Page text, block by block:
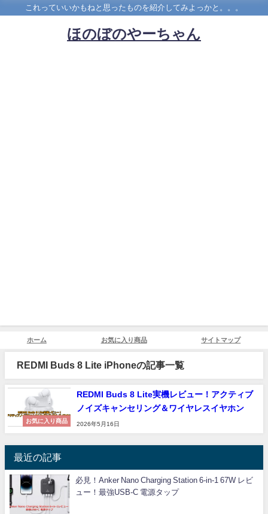
これっていいかもねと思ったものを紹介してみよっかと。。。
ほのぼのやーちゃん
ホーム お気に入り商品 サイトマップ
REDMI Buds 8 Lite iPhoneの記事一覧
お気に入り商品
REDMI Buds 8 Lite実機レビュー！アクティブ
ノイズキャンセリング＆ワイヤレスイヤホン
2026年5月16日
最近の記事
必見！Anker Nano Charging Station 6-in-1 67W レビ
ュー！最強USB-C 電源タップ